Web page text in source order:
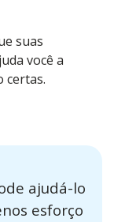
suas
você a
certas.
ajudá-lo
esforço